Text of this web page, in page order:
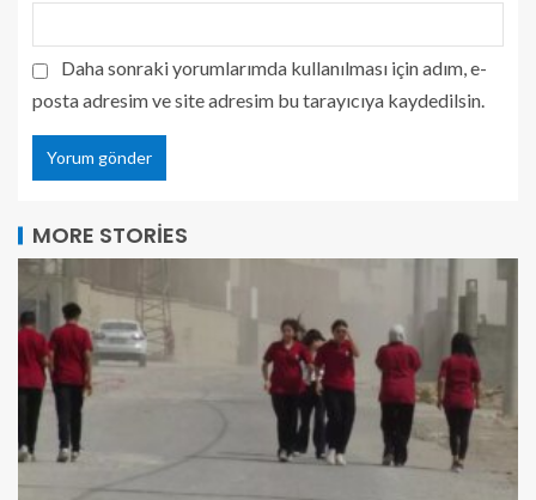
Daha sonraki yorumlarımda kullanılması için adım, e-
posta adresim ve site adresim bu tarayıcıya kaydedilsin.
MORE STORIES